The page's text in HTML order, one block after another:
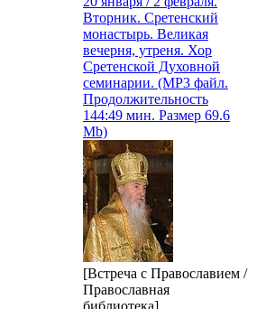
Вторник. Сретенский
монастырь. Великая
вечерня, утреня. Хор
Сретенской Духовной
семинарии. (MP3 файл.
Продолжительность
144:49 мин. Размер 69.6
Mb)
[Встреча с Православием /
Православная
библиотека]